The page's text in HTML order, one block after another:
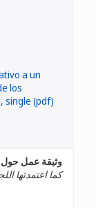
وثيقة عمل حول
كما اعتمدتها